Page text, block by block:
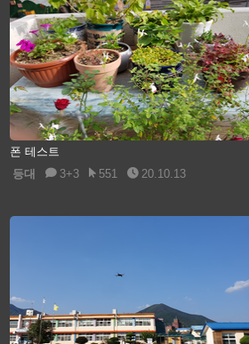
폰 테스트
등대
3+3 551 20.10.13